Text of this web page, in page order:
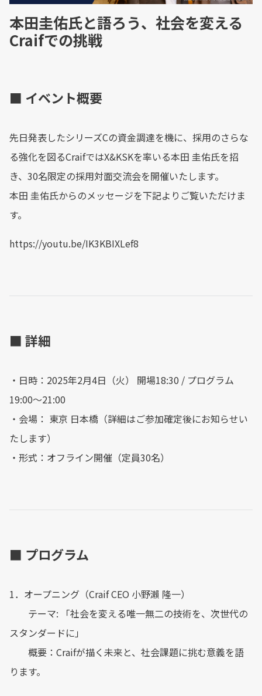
本田圭佑氏と語ろう、社会を変える
Craifでの挑戦
■ イベント概要
先日発表したシリーズCの資金調達を機に、採用のさらな
る強化を図るCraifではX&KSKを率いる本田 圭佑氏を招
き、30名限定の採用対面交流会を開催いたします。
本田 圭佑氏からのメッセージを下記よりご覧いただけま
す。
https://youtu.be/IK3KBIXLef8
■ 詳細
・日時：2025年2月4日（火） 開場18:30 / プログラム
19:00～21:00
・会場： 東京 日本橋（詳細はご参加確定後にお知らせい
たします）
・形式：オフライン開催（定員30名）
■ プログラム
1．オープニング（Craif CEO 小野瀨 隆一）
テーマ: 「社会を変える唯一無二の技術を、次世代の
スタンダードに」
概要：Craifが描く未来と、社会課題に挑む意義を語
ります。